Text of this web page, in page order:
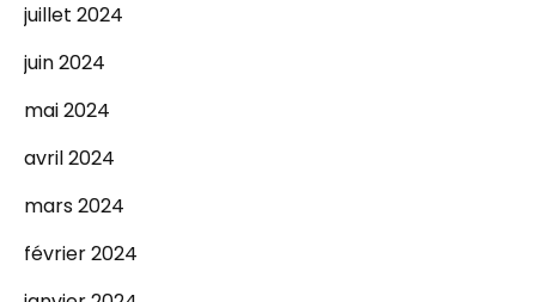
juillet 2024
juin 2024
mai 2024
avril 2024
mars 2024
février 2024